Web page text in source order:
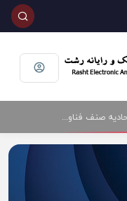
امضای تفاهمنامه همکاری بین اتحادیه صنف فناوران الکترونیک و رایانه شهرستان رشت و پارک علم و فناوری گیلان